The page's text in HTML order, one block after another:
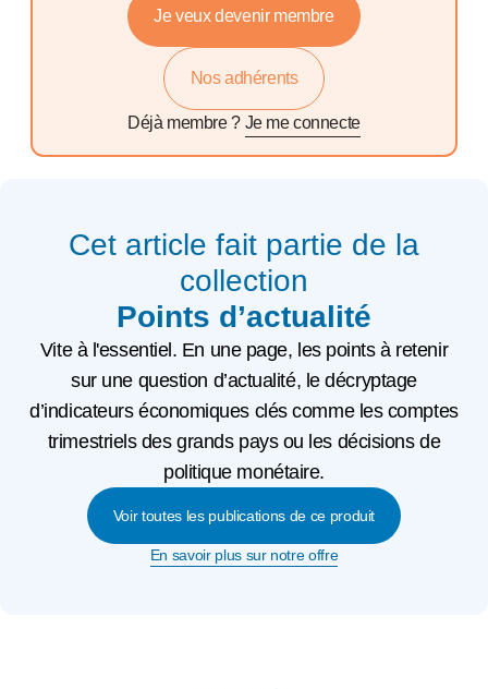
Je veux devenir membre
Nos adhérents
Déjà membre ? Je me connecte
Cet article fait partie de la
collection
Points d’actualité
Vite à l'essentiel. En une page, les points à retenir
sur une question d’actualité, le décryptage
d’indicateurs économiques clés comme les comptes
trimestriels des grands pays ou les décisions de
politique monétaire.
Voir toutes les publications de ce produit
En savoir plus sur notre offre